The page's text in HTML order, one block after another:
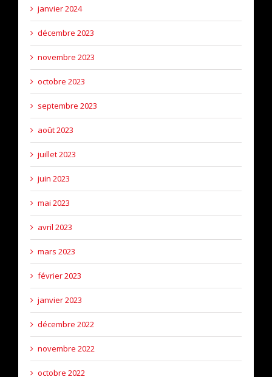
janvier 2024
décembre 2023
novembre 2023
octobre 2023
septembre 2023
août 2023
juillet 2023
juin 2023
mai 2023
avril 2023
mars 2023
février 2023
janvier 2023
décembre 2022
novembre 2022
octobre 2022